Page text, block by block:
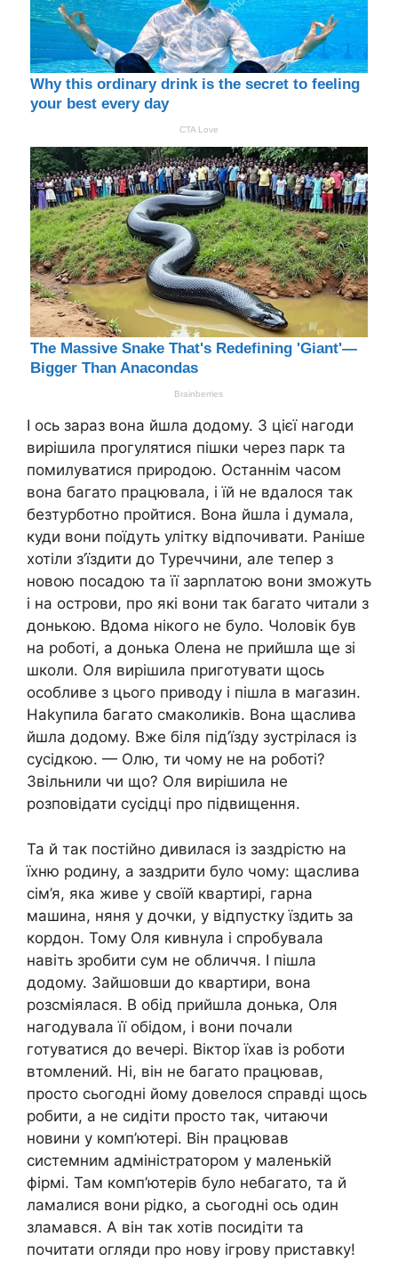
І ось зараз вона йшла додому. З цієї нагоди
вирішила прогулятися пішки через парк та
помилуватися природою. Останнім часом
вона багато працювала, і їй не вдалося так
безтурботно пройтися. Вона йшла і думала,
куди вони поїдуть улітку відпочивати. Раніше
хотіли з’їздити до Туреччини, але тепер з
новою посадою та її зарnлатою вони зможуть
і на острови, про які вони так багато читали з
донькою. Вдома нікого не було. Чоловік був
на роботі, а донька Олена не прийшла ще зі
школи. Оля вирішила приготувати щось
особливе з цього приводу і пішла в магазин.
Наkупила багато смаколиків. Вона щаслива
йшла додому. Вже біля під’їзду зустрілася із
сусідкою. — Олю, ти чому не на роботі?
Звільнили чи що? Оля вирішила не
розповідати сусідці про підвищення.
Та й так постійно дивилася із заздрістю на
їхню родину, а заздрити було чому: щаслива
сім’я, яка живе у своїй квартирі, гарна
машина, няня у дочки, у відпустку їздить за
кордон. Тому Оля кивнула і спробувала
навіть зробити сум не обличчя. І пішла
додому. Зайшовши до квартири, вона
розсміялася. В обід прийшла донька, Оля
нагодувала її обідом, і вони почали
готуватися до вечері. Віктор їхав із роботи
втомлений. Ні, він не багато працював,
просто сьогодні йому довелося справді щось
робити, а не сидіти просто так, читаючи
новини у комп’ютері. Він працював
системним адміністратором у маленькій
фірмі. Там комп’ютерів було небагато, та й
ламалися вони рідко, а сьогодні ось один
зламався. А він так хотів посидіти та
почитати огляди про нову ігрову приставку!